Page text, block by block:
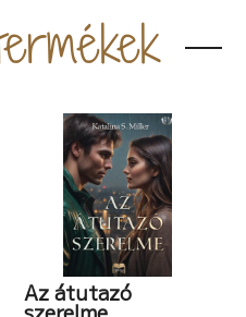
Az átutazó
szerelme